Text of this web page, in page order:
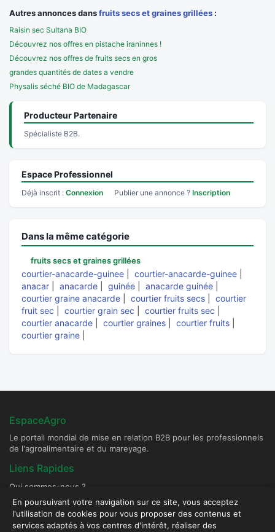
Autres annonces dansfruits secs et graines grillées :
Raisin sec Sultana BIO
Découvrez nos offres en pistache iraninnes !
Découvrez nos offres de fruits secs en gros
grandes quantités de dates a vendre
Physalis séché BIO de Madagascar
Producteur Partenaire
Spécialiste B2B.
Espace Professionnel
Déjà inscrit : Connexion Publier une annonce ? Inscription
Dans la même catégorie
fruits secs et graines grillées
courtier-anacarde-guinee courtier-anacarde-guinee
anacar
anacarde guinée anacarde guinée
courtier graine anacarde
courtier fruits secs
courtier
fruit sec
courtier grain sec courtier fruits sec
courtier anacarde
courtier graines courtier fruits
courtier graine
EspaceAgro
Le portail mondial de mise en relation B2B pour les professionnels
de l'agroalimentaire et du mareyage.
Liens Rapides
Qui sommes-nous ?
Devenir Fournisseur Partenaire
Publier une annonce
En poursuivant votre navigation sur ce site, vous acceptez
l'utilisation de cookies pour vous proposer des contenus et
services adaptés à vos centres d'intérêt, réaliser des